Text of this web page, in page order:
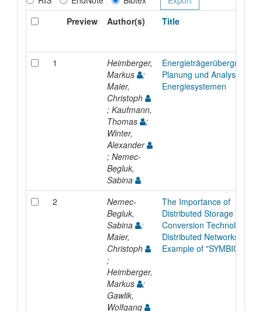
Preview
Author(s) Title
1
Heimberger,
Markus
;
Maier,
Christoph
; Kaufmann,
Thomas
;
Winter,
Alexander
; Nemec-
Begluk,
Sabina
Planung und Analyse von
Energiesystemen
2
Nemec-
Begluk,
Sabina
;
Maier,
Christoph
;
Heimberger,
Markus
;
Gawlik,
Wolfgang
The Importance of
Distributed Storage and
Conversion Technologies
Distributed Networks on an
Example of "SYMBIOSE"